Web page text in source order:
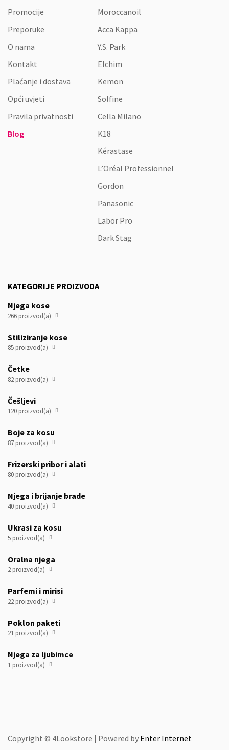
Promocije
Preporuke
O nama
Kontakt
Plaćanje i dostava
Opći uvjeti
Pravila privatnosti
Blog
Moroccanoil
Acca Kappa
Y.S. Park
Elchim
Kemon
Solfine
Cella Milano
K18
Kérastase
L’Oréal Professionnel
Gordon
Panasonic
Labor Pro
Dark Stag
KATEGORIJE PROIZVODA
Njega kose
266 proizvod(a) 
Stiliziranje kose
85 proizvod(a) 
Četke
82 proizvod(a) 
Češljevi
120 proizvod(a) 
Boje za kosu
87 proizvod(a) 
Frizerski pribor i alati
80 proizvod(a) 
Njega i brijanje brade
40 proizvod(a) 
Ukrasi za kosu
5 proizvod(a) 
Oralna njega
2 proizvod(a) 
Parfemi i mirisi
22 proizvod(a) 
Poklon paketi
21 proizvod(a) 
Njega za ljubimce
1 proizvod(a) 
Copyright © 4Lookstore | Powered by Enter Internet